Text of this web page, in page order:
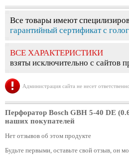
Все товары имеют
гарантийный сертификат с
ВСЕ ХАРАКТЕРИСТИКИ
взяты исключительно с сайтов
Администрация сайта не несет
Перфоратор Bosch GBH 5-40 DE
наших покупателей
Нет отзывов об этом продукте
Будьте первыми, оставьте свой отзыв, он